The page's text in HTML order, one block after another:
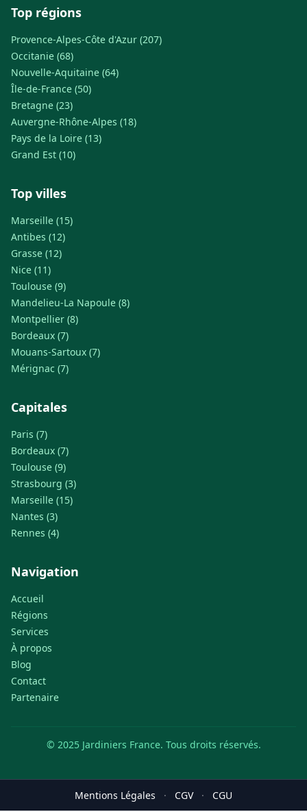
Top régions
Provence-Alpes-Côte d'Azur (207)
Occitanie (68)
Nouvelle-Aquitaine (64)
Île-de-France (50)
Bretagne (23)
Auvergne-Rhône-Alpes (18)
Pays de la Loire (13)
Grand Est (10)
Top villes
Marseille (15)
Antibes (12)
Grasse (12)
Nice (11)
Toulouse (9)
Mandelieu-La Napoule (8)
Montpellier (8)
Bordeaux (7)
Mouans-Sartoux (7)
Mérignac (7)
Capitales
Paris (7)
Bordeaux (7)
Toulouse (9)
Strasbourg (3)
Marseille (15)
Nantes (3)
Rennes (4)
Navigation
Accueil
Régions
Services
À propos
Blog
Contact
Partenaire
© 2025 Jardiniers France. Tous droits réservés.
Mentions Légales · CGV · CGU